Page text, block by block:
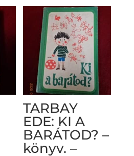
TARBAY
EDE: KI A
BARÁTOD? –
könyv. –